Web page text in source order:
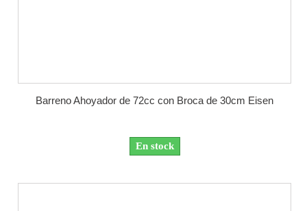
Barreno Ahoyador de 72cc con Broca de 30cm Eisen
En stock